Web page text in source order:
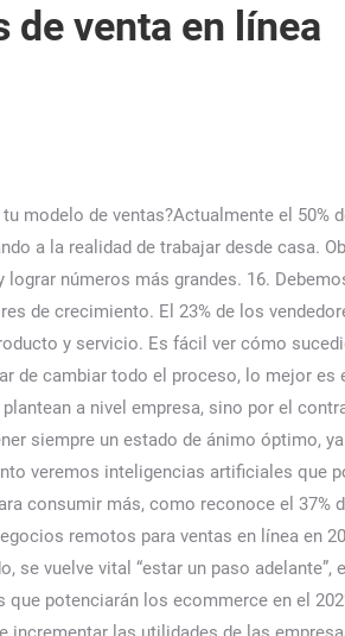
de venta en línea
sino por el contrario, establecer metas y planes de trabajo acordes al esfuerzo que cada vendedor hace en el campo, motivandolo siempre a dar lo mejor y mantener siempre un estado de ánimo óptimo, ya que al final de todo, el Equipo de Ventas es la cara de la empresa ante el mercado. En cuanto al sector del comercio electrónico, muy pronto veremos inteligencias artificiales que podrán asistir en el proceso de venta online. Si bien el 69% de los compradores de artículos de segunda mano busca ahorrar dinero, también es para consumir más, como reconoce el 37% de ellos según un estudio de Kantar, pero también para limitar el despilfarro para el 46%. Fundas de sofá: En caso de que esté buscando ideas de negocios remotos para ventas en línea en 2022, una de las mejores alternativas pueden ser las fundas de sofá. Para enfrentar con éxito un entorno tan incierto como el que estamos viviendo, se vuelve vital “estar un paso adelante”, estar a la vanguardia en nuevas tecnologías y tendencias que marcarán la diferencia el próximo año, por eso te compartimos aquí las 5 tendencias que potenciarán los ecommerce en el 2022. Este tipo de datos simples pero que con la rutina diaria perdemos de vista, nos dan la información necesaria para tomar mejores decisiones e incrementar las utilidades de las empresas. Puede preparar la comida usted mismo y luego hacer que se la entreguen. La pandemia dio a las ventas de comercio electrónico un «impulso adicional» y, en definitiva, estas tendencias apuntan a un incremento de las ventas apoyadas en las herramientas digitales, si bien no debemos olvidar el desafío que supone la convergencia con las tiendas físicas para ofrecer una experiencia omnicanal muy valorada por el consumidor final. Lo importante es la rapidez con la que las empresas se adaptan. Flores de nacimiento son una nueva forma de expresar tu personalidad en estos días. Y para el 2025 el 80% de las ventas B2B serán online . Toma en cuenta estos puntos para diseñar tu plan de prospección, seguimiento y cierre de la venta. Suscríbete a Nuestro Newsletter y Recibe actualizaciones sobre Nuevos Productos, Ofertas, Promociones Especiales y Mucho Más!.